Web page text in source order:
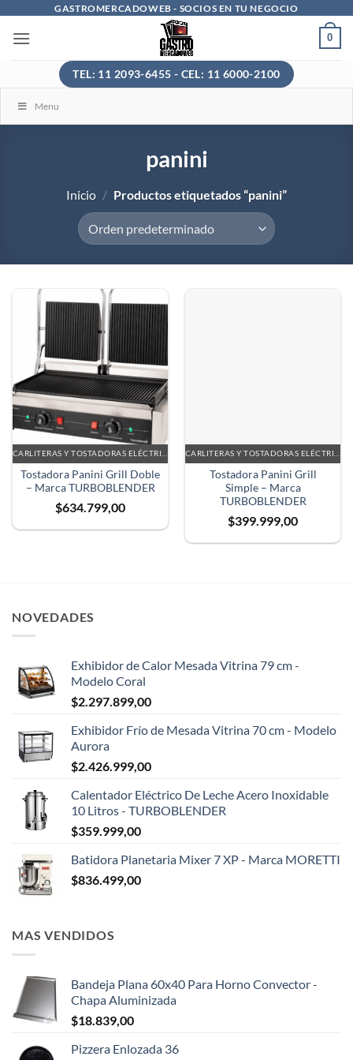
contenido
GASTROMERCADOWEB - SOCIOS EN TU NEGOCIO
0
TEL: 11 2093-6455 - CEL: 11 6000-2100
Menu
panini
Inicio / Productos etiquetados “panini”
CARLITERAS Y TOSTADORAS ELÉCTRICAS
Tostadora Panini Grill Doble
– Marca TURBOBLENDER
$634.799,00
CARLITERAS Y TOSTADORAS ELÉCTRICAS
Tostadora Panini Grill
Simple – Marca
TURBOBLENDER
$399.999,00
NOVEDADES
Exhibidor de Calor Mesada Vitrina 79 cm -
Modelo Coral
$2.297.899,00
Exhibidor Frío de Mesada Vitrina 70 cm - Modelo
Aurora
$2.426.999,00
Calentador Eléctrico De Leche Acero Inoxidable
10 Litros - TURBOBLENDER
$359.999,00
Batidora Planetaria Mixer 7 XP - Marca MORETTI
$836.499,00
MAS VENDIDOS
Bandeja Plana 60x40 Para Horno Convector -
Chapa Aluminizada
$18.839,00
Pizzera Enlozada 36